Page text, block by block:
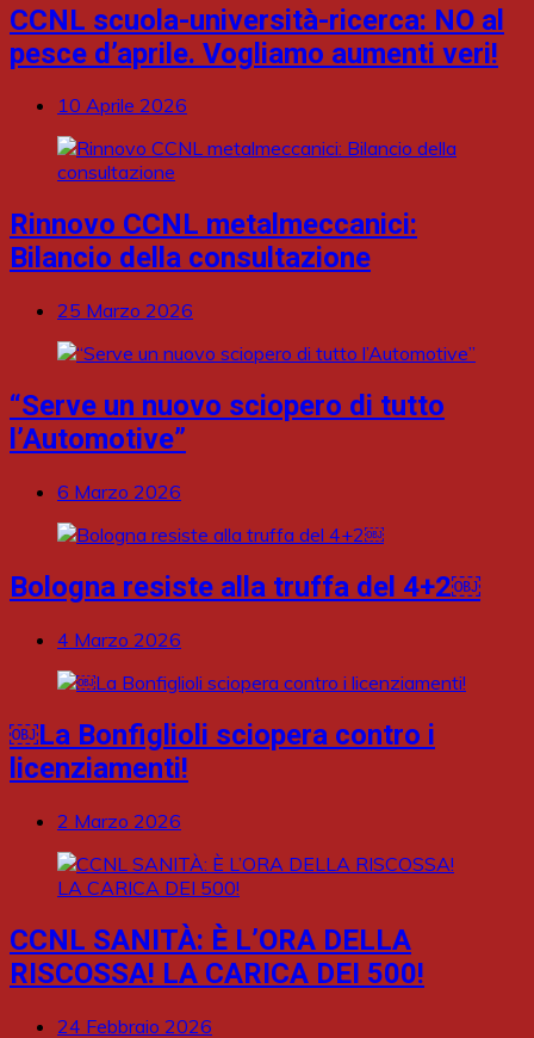
CCNL scuola-università-ricerca: NO al
pesce d’aprile. Vogliamo aumenti veri!
10 Aprile 2026
Rinnovo CCNL metalmeccanici:
Bilancio della consultazione
25 Marzo 2026
“Serve un nuovo sciopero di tutto
l’Automotive”
6 Marzo 2026
Bologna resiste alla truffa del 4+2￼
4 Marzo 2026
￼La Bonfiglioli sciopera contro i
licenziamenti!
2 Marzo 2026
CCNL SANITÀ: È L’ORA DELLA
RISCOSSA! LA CARICA DEI 500!
24 Febbraio 2026